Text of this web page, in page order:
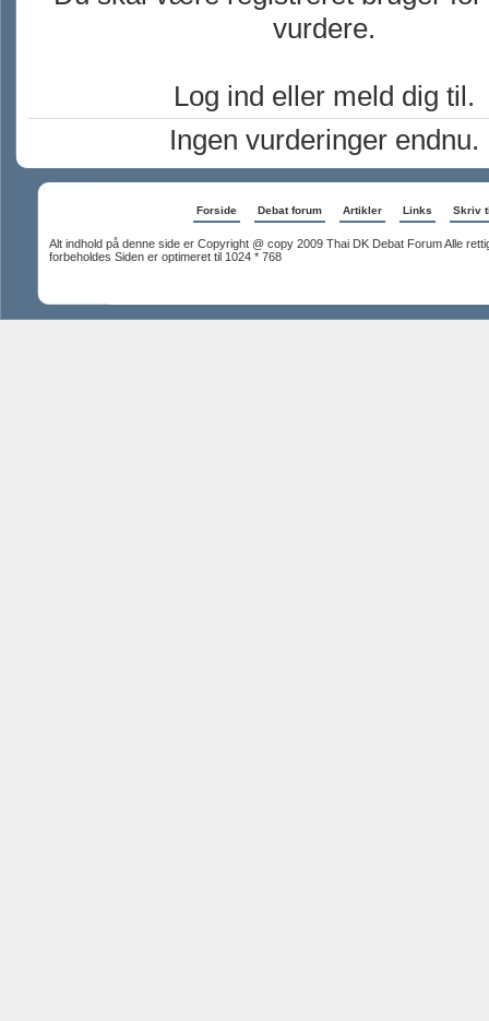
vurdere.
Log ind eller meld dig til.
Ingen vurderinger endnu.
Forside Debat forum Artikler Links Skriv
Alt indhold på denne side er Copyright @ copy 2009 Thai DK Debat Forum Alle
forbeholdes Siden er optimeret til 1024 * 768